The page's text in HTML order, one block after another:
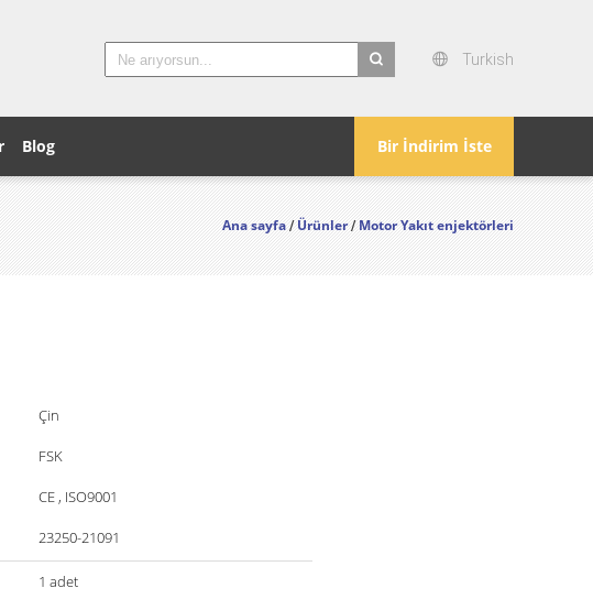
Turkish
Bir İndirim İste
Blog
Ana sayfa /Ürünler/Motor Yakıt enjektörleri
Çin
FSK
CE , ISO9001
23250-21091
1 adet